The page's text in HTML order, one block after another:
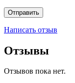
Написать отзыв
Отзывы
Отзывов пока нет.